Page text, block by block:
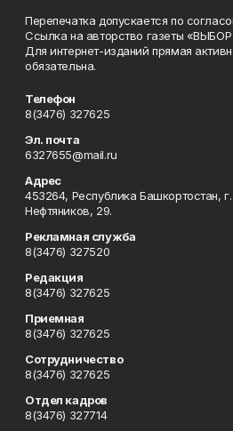
Перепечатка допускается по
Ссылка на авторство газеты
Для интернет-изданий прямая
обязательна.
Телефон
8(3476) 327625
Эл. почта
6327655@mail.ru
Адрес
453264, Республика Башкортостан,
Нефтяников, 29.
Рекламная служба
8(3476) 327520
Редакция
8(3476) 327625
Приемная
8(3476) 327625
Сотрудничество
8(3476) 327625
Отдел кадров
8(3476) 327714